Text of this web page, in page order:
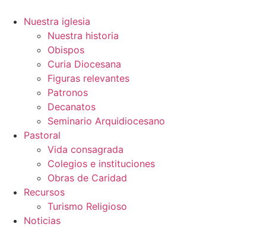
contenido
Nuestra iglesia
Nuestra historia
Obispos
Curia Diocesana
Figuras relevantes
Patronos
Decanatos
Seminario Arquidiocesano
Pastoral
Vida consagrada
Colegios e instituciones
Obras de Caridad
Recursos
Turismo Religioso
Noticias